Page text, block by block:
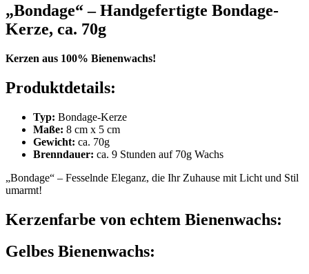
„Bondage“ – Handgefertigte Bondage-
Kerze, ca. 70g
Kerzen aus 100% Bienenwachs!
Produktdetails:
Typ: Bondage-Kerze
Maße: 8 cm x 5 cm
Gewicht: ca. 70g
Brenndauer: ca. 9 Stunden auf 70g Wachs
„Bondage“ – Fesselnde Eleganz, die Ihr Zuhause mit Licht und Stil
umarmt!
Kerzenfarbe von echtem Bienenwachs:
Gelbes Bienenwachs: